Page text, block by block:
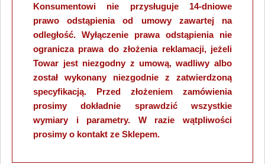
Konsumentowi nie przysługuje 14-dniowe
prawo odstąpienia od umowy zawartej na
odległość. Wyłączenie prawa odstąpienia nie
ogranicza prawa do złożenia reklamacji, jeżeli
Towar jest niezgodny z umową, wadliwy albo
został wykonany niezgodnie z zatwierdzoną
specyfikacją. Przed złożeniem zamówienia
prosimy dokładnie sprawdzić wszystkie
wymiary i parametry. W razie wątpliwości
prosimy o kontakt ze Sklepem.